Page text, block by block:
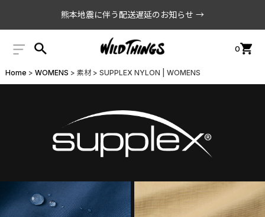
熊本地震に伴う配送遅延のお知らせ →
0
Home WOMENS 素材 SUPPLEX NYLON | WOMENS